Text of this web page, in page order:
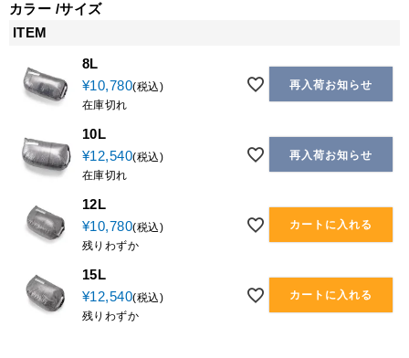
カラー サイズ
ITEM
8L
¥10,780 税込
在庫切れ
再入荷お知らせ
10L
¥12,540 税込
在庫切れ
再入荷お知らせ
12L
¥10,780 税込
残りわずか
カートに入れる
15L
¥12,540 税込
残りわずか
カートに入れる